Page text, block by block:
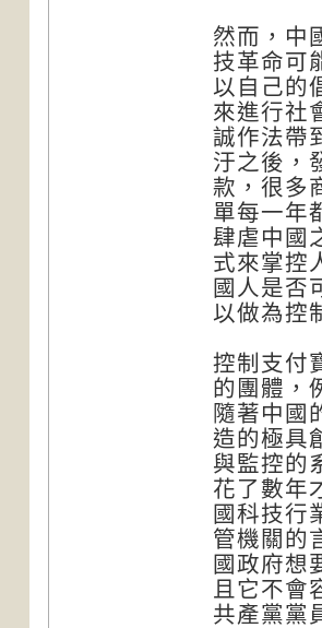
然而，中
技革命可
以自己的
來進行社
誠作法帶
汙之後，
款，很多
單每一年
肆虐中國
式來掌控
國人是否
以做為控
控制支付
的團體，
隨著中國
造的極具
與監控的
花了數年
國科技行
管機關的
國政府想
且它不會
共產黨黨